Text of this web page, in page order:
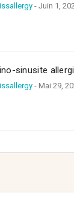
- Juin 1,
sinusite
- Mai 29,